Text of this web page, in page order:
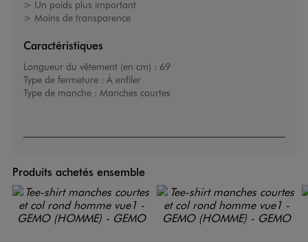
> Un poids plus important
> Moins de transparence
Caractéristiques
Longueur du vêtement (en cm) : 69
Type de fermeture : À enfiler
Type de manche : Manches courtes
Produits achetés ensemble